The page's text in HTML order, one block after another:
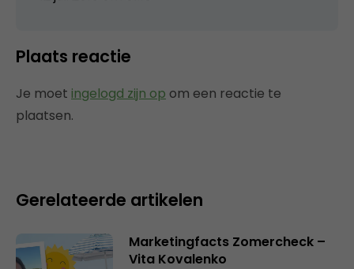
Plaats reactie
Je moet ingelogd zijn op om een reactie te
plaatsen.
Gerelateerde artikelen
Marketingfacts Zomercheck –
Vita Kovalenko